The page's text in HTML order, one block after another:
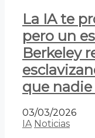
La IA te
pero un
Berkeley
que
03/03/2026
IA Noticias